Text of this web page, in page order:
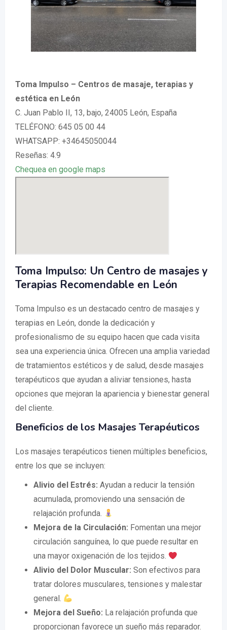
Toma Impulso – Centros de masaje, terapias y
estética en León
C. Juan Pablo II, 13, bajo, 24005 León, España
TELÉFONO: 645 05 00 44
WHATSAPP: +34645050044
Reseñas: 4.9
Chequea en google maps
Toma Impulso: Un Centro de masajes y
Terapias Recomendable en León
Toma Impulso es un destacado centro de masajes y
terapias en León, donde la dedicación y
profesionalismo de su equipo hacen que cada visita
sea una experiencia única. Ofrecen una amplia variedad
de tratamientos estéticos y de salud, desde masajes
terapéuticos que ayudan a aliviar tensiones, hasta
opciones que mejoran la apariencia y bienestar general
del cliente.
Beneficios de los Masajes Terapéuticos
Los masajes terapéuticos tienen múltiples beneficios,
entre los que se incluyen:
Alivio del Estrés: Ayudan a reducir la tensión
acumulada, promoviendo una sensación de
relajación profunda.
Mejora de la Circulación: Fomentan una mejor
circulación sanguínea, lo que puede resultar en
una mayor oxigenación de los tejidos.
Alivio del Dolor Muscular: Son efectivos para
tratar dolores musculares, tensiones y malestar
general.
Mejora del Sueño: La relajación profunda que
proporcionan favorece un sueño más reparador.